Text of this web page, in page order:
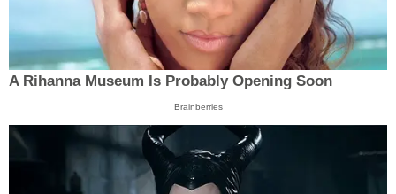
A Rihanna Museum Is Probably Opening Soon
Brainberries